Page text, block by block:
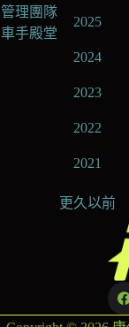
管理團隊
車手殿堂
2025
2024
2023
2022
2021
更久以前